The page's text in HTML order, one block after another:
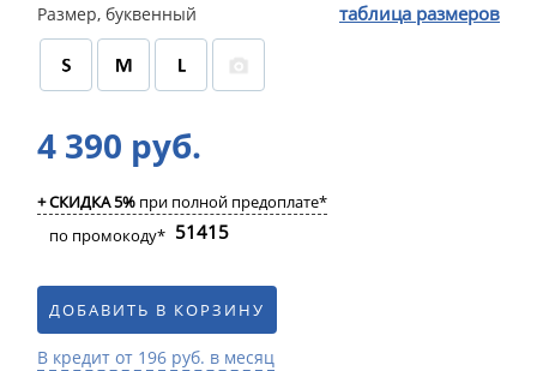
Размер, буквенный таблица размеров
4 390 руб.
+ СКИДКА 5% при полной предоплате*
по промокоду* 51415
ДОБАВИТЬ В КОРЗИНУ
В кредит от 196 руб. в месяц